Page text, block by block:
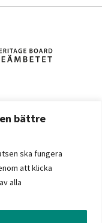
bättre
ska fungera
att klicka
alla